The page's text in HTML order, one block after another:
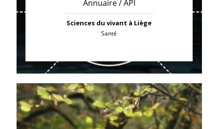
Annuaire / API
Sciences du vivant à Liège
Santé